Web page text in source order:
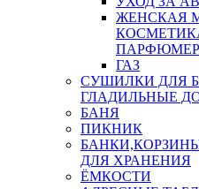
ЖЕНСКАЯ
ГАЗ
СУШИЛКИ ДЛЯ
ГЛАДИЛЬНЫЕ
БАНЯ
ПИКНИК
ДЛЯ ХРАНЕНИЯ
ЁМКОСТИ